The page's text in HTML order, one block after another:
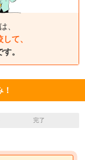
、
て、
す。
完了